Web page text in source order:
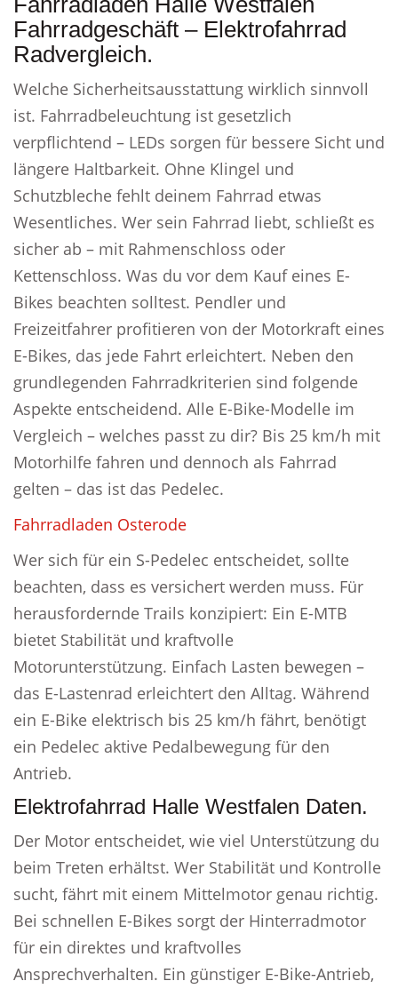
Fahrradgeschäft – Elektrofahrrad
Radvergleich.
Welche Sicherheitsausstattung wirklich sinnvoll
ist. Fahrradbeleuchtung ist gesetzlich
verpflichtend – LEDs sorgen für bessere Sicht und
längere Haltbarkeit. Ohne Klingel und
Schutzbleche fehlt deinem Fahrrad etwas
Wesentliches. Wer sein Fahrrad liebt, schließt es
sicher ab – mit Rahmenschloss oder
Kettenschloss. Was du vor dem Kauf eines E-
Bikes beachten solltest. Pendler und
Freizeitfahrer profitieren von der Motorkraft eines
E-Bikes, das jede Fahrt erleichtert. Neben den
grundlegenden Fahrradkriterien sind folgende
Aspekte entscheidend. Alle E-Bike-Modelle im
Vergleich – welches passt zu dir? Bis 25 km/h mit
Motorhilfe fahren und dennoch als Fahrrad
gelten – das ist das Pedelec.
Fahrradladen Osterode
Wer sich für ein S-Pedelec entscheidet, sollte
beachten, dass es versichert werden muss. Für
herausfordernde Trails konzipiert: Ein E-MTB
bietet Stabilität und kraftvolle
Motorunterstützung. Einfach Lasten bewegen –
das E-Lastenrad erleichtert den Alltag. Während
ein E-Bike elektrisch bis 25 km/h fährt, benötigt
ein Pedelec aktive Pedalbewegung für den
Antrieb.
Elektrofahrrad Halle Westfalen Daten.
Der Motor entscheidet, wie viel Unterstützung du
beim Treten erhältst. Wer Stabilität und Kontrolle
sucht, fährt mit einem Mittelmotor genau richtig.
Bei schnellen E-Bikes sorgt der Hinterradmotor
für ein direktes und kraftvolles
Ansprechverhalten. Ein günstiger E-Bike-Antrieb,